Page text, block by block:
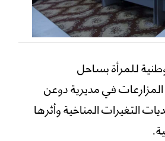
للمرأة بساحل
في مديرية دوعن
التغيرات المناخية وأثرها